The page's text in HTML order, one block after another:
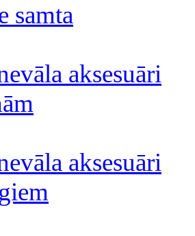
samta
aksesuāri
aksesuāri